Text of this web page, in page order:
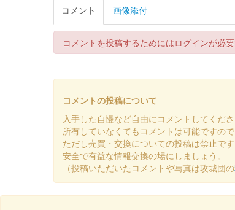
上山城 御城印 春限定版
販売終了
上山城 御城印
販売終了
上山城 御城印 令和7年 お正月限定
販売終了
コメント 画像添付
コメントを投稿するためにはログインが必要
コメントの投稿について
入手した自慢など自由にコメントしてくだ
所有していなくてもコメントは可能ですの
ただし売買・交換についての投稿は禁止で
安全で有益な情報交換の場にしましょう。
（投稿いただいたコメントや写真は攻城団の